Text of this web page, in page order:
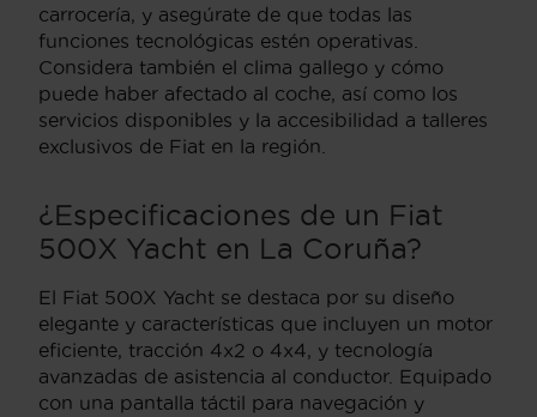
carrocería, y asegúrate de que todas las
funciones tecnológicas estén operativas.
Considera también el clima gallego y cómo
puede haber afectado al coche, así como los
servicios disponibles y la accesibilidad a talleres
exclusivos de Fiat en la región.
¿Especificaciones de un Fiat
500X Yacht en La Coruña?
El Fiat 500X Yacht se destaca por su diseño
elegante y características que incluyen un motor
eficiente, tracción 4x2 o 4x4, y tecnología
avanzadas de asistencia al conductor. Equipado
con una pantalla táctil para navegación y